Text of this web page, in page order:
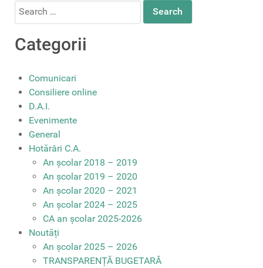
Search
Categorii
Comunicari
Consiliere online
D.A.I.
Evenimente
General
Hotărâri C.A.
An școlar 2018 – 2019
An școlar 2019 – 2020
An școlar 2020 – 2021
An școlar 2024 – 2025
CA an școlar 2025-2026
Noutăți
An școlar 2025 – 2026
TRANSPARENȚĂ BUGETARĂ